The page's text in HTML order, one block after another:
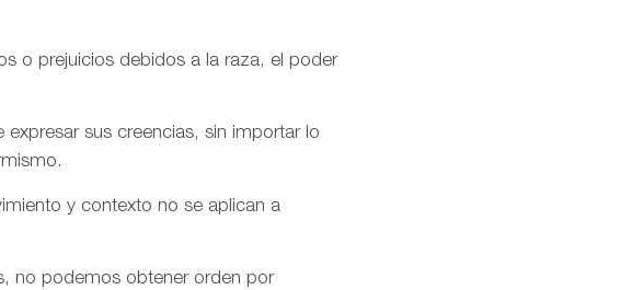
o prejuicios debidos a la raza, el poder
sus creencias, sin importar lo
y contexto no se aplican a
no podemos obtener orden por